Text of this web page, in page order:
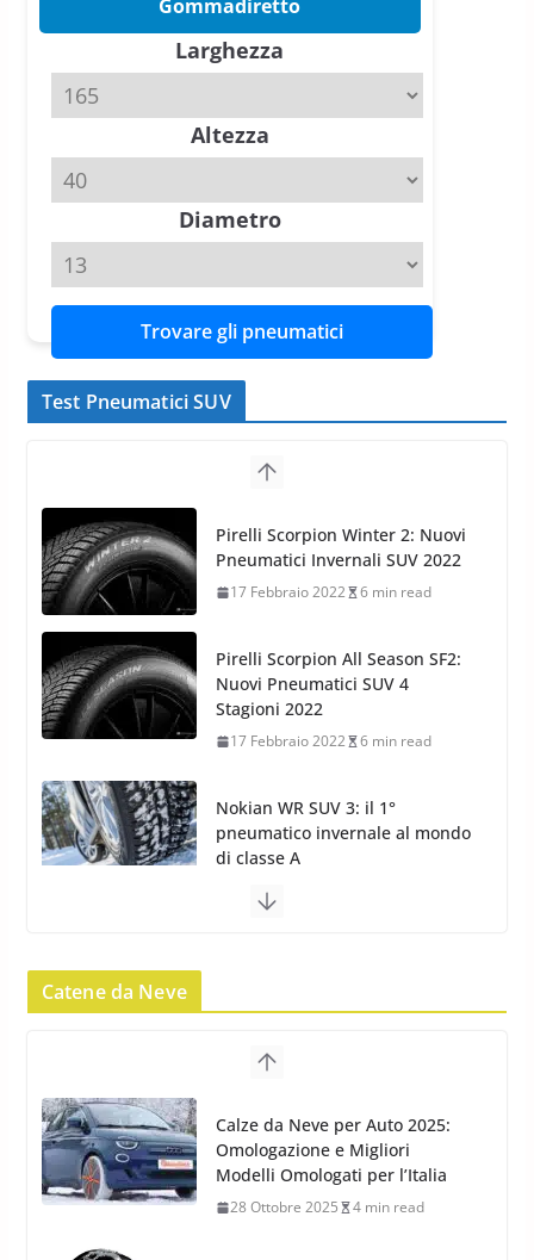
17 Marzo 2026 5 min read
Pirelli Cinturato 2026: due
vittorie nei test europei
confermano il salto tecnico del
16 Marzo 2026 6 min read
Gommadiretto
Larghezza
Altezza
Diametro
Trovare gli pneumatici
Test Pneumatici SUV
Pirelli Scorpion Winter 2: Nuovi
Pneumatici Invernali SUV 2022
17 Febbraio 2022 6 min read
Pirelli Scorpion All Season SF2:
Nuovi Pneumatici SUV 4
Stagioni 2022
17 Febbraio 2022 6 min read
Nokian WR SUV 3: il 1°
pneumatico invernale al mondo
di classe A
13 Maggio 2015
condizioni invernali difficili
Yokohama Geolandar G073: nuovi
pneumatici invernali SUV
22 Novembre 2012 2 min read
Catene da Neve
Calze da Neve per Auto 2025:
Omologazione e Migliori
Modelli Omologati per l’Italia
28 Ottobre 2025 4 min read